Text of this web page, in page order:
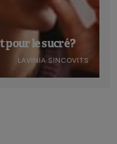
le sucré ?
LAVINIA SINCOVITS